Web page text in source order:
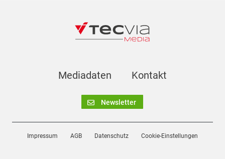
Mediadaten Kontakt
Newsletter
Impressum AGB Datenschutz Cookie-Einstellungen